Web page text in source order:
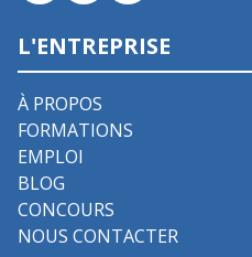
L'ENTREPRISE
À PROPOS
FORMATIONS
EMPLOI
BLOG
CONCOURS
NOUS CONTACTER